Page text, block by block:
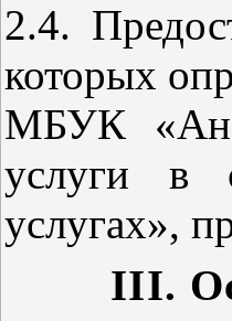
2.4.
которых
МБУК
услуги в
услугах»,
III.